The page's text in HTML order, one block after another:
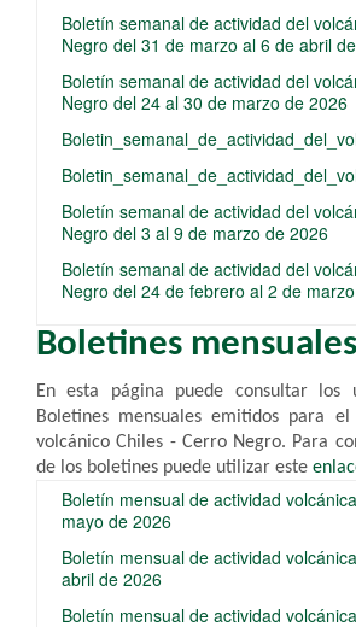
Boletín semanal de actividad del
Negro del 31 de marzo al 6 de abril
Boletín semanal de actividad del
Negro del 24 al 30 de marzo de 2026
Boletín semanal de actividad del
Negro del 3 al 9 de marzo de 2026
Boletín semanal de actividad del
Negro del 24 de febrero al 2 de
Boletines mensuales
En esta página puede consultar
Boletines mensuales emitidos para el
volcánico Chiles - Cerro Negro.
Para
de los boletines puede utilizar este
Boletín mensual de actividad
mayo de 2026
Boletín mensual de actividad
abril de 2026
Boletín mensual de actividad